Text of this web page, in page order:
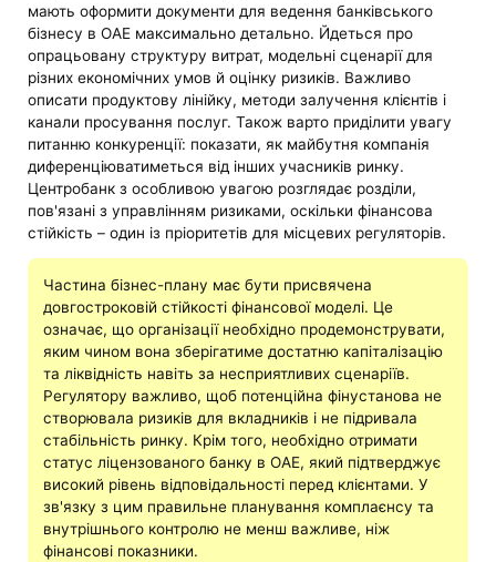
мають оформити документи для ведення банківського
бізнесу в ОАЕ максимально детально. Йдеться про
опрацьовану структуру витрат, модельні сценарії для
різних економічних умов й оцінку ризиків. Важливо
описати продуктову лінійку, методи залучення клієнтів і
канали просування послуг. Також варто приділити увагу
питанню конкуренції: показати, як майбутня компанія
диференціюватиметься від інших учасників ринку.
Центробанк з особливою увагою розглядає розділи,
пов'язані з управлінням ризиками, оскільки фінансова
стійкість – один із пріоритетів для місцевих регуляторів.
Частина бізнес-плану має бути присвячена
довгостроковій стійкості фінансової моделі. Це
означає, що організації необхідно продемонструвати,
яким чином вона зберігатиме достатню капіталізацію
та ліквідність навіть за несприятливих сценаріїв.
Регулятору важливо, щоб потенційна фінустанова не
створювала ризиків для вкладників і не підривала
стабільність ринку. Крім того, необхідно отримати
статус ліцензованого банку в ОАЕ, який підтверджує
високий рівень відповідальності перед клієнтами. У
зв'язку з цим правильне планування комплаєнсу та
внутрішнього контролю не менш важливе, ніж
фінансові показники.